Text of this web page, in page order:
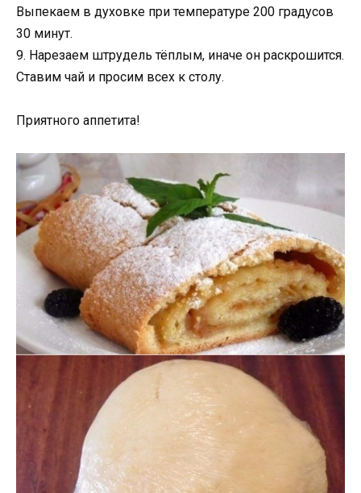
Выпекаем в духовке при температуре 200 градусов
30 минут.
9. Нарезаем штрудель тёплым, иначе он раскрошится.
Ставим чай и просим всех к столу.
Приятного аппетита!